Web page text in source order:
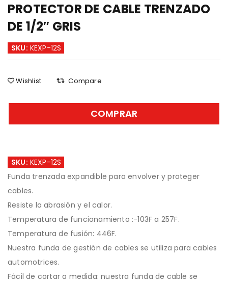
PROTECTOR DE CABLE TRENZADO
DE 1/2″ GRIS
SKU: KEXP-12S
Wishlist Compare
COMPRAR
SKU: KEXP-12S
Funda trenzada expandible para envolver y proteger
cables.
Resiste la abrasión y el calor.
Temperatura de funcionamiento :-103F a 257F.
Temperatura de fusión: 446F.
Nuestra funda de gestión de cables se utiliza para cables
automotrices.
Fácil de cortar a medida: nuestra funda de cable se